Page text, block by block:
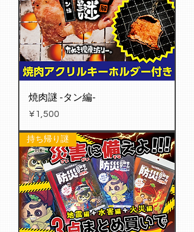
焼肉謎 -タン編-
Price
¥1,500
持ち帰り謎